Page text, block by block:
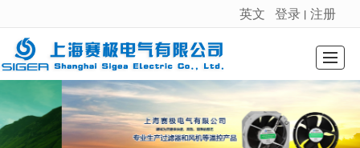
很遗憾，因您的浏览器版本过低导致无法获得最佳浏览体验，推荐下载安装谷歌浏览器！
英文 登录 丨 注册
首页 公司介绍 新闻动态 产品展示